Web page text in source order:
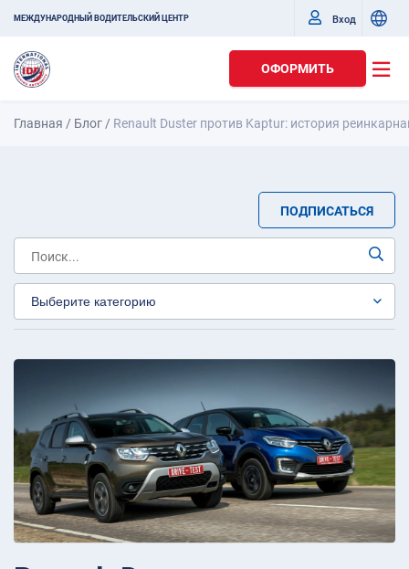
МЕЖДУНАРОДНЫЙ ВОДИТЕЛЬСКИЙ ЦЕНТР Вход
ОФОРМИТЬ
Главная / Блог / Renault Duster против Kaptur: история
ПОДПИСАТЬСЯ